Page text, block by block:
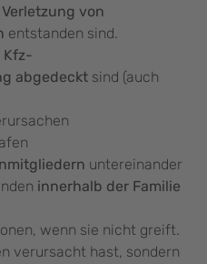
Verletzung von
entstanden sind.
Kfz-
abgedeckt sind (auch
untereinander
innerhalb der Familie
wenn sie nicht greift.
verursacht hast, sondern